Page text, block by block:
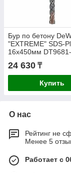
Бур по бетону
"EXTREME" SDS-
16х450мм
24 630 ₸
Купить
О нас
Рейтинг не
Менее 5
Работает с